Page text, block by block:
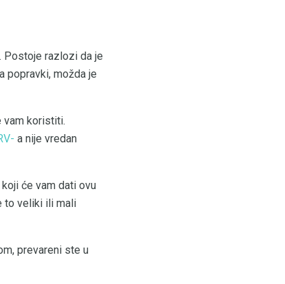
Postoje razlozi da je
popravki, možda je
vam koristiti.
a nije vredan
će vam dati ovu
to veliki ili mali
prevareni ste u